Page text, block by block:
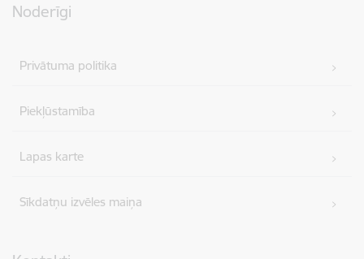
Noderīgi
Privātuma politika
Piekļūstamība
Lapas karte
Sīkdatņu izvēles maiņa